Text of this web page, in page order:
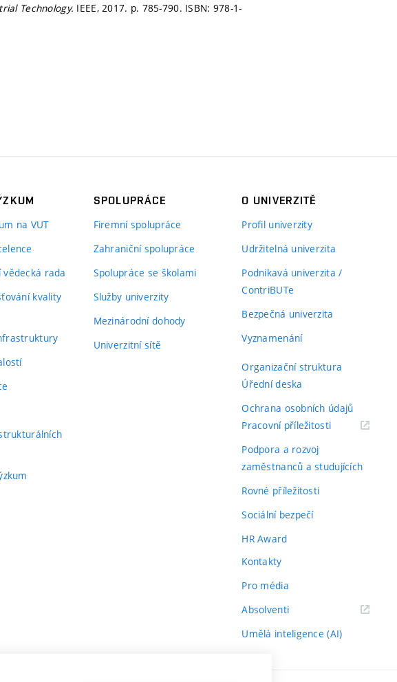
Technology. IEEE, 2017. p. 785-790. ISBN: 978-1-
na VUT
vědecká rada
kvality
SPOLUPRÁCE
Firemní spolupráce
Zahraniční spolupráce
Spolupráce se školami
Služby univerzity
Mezinárodní dohody
Univerzitní sítě
O UNIVERZITĚ
Profil univerzity
Udržitelná univerzita
Podnikavá univerzita /
ContriBUTe
Bezpečná univerzita
Vyznamenání
Organizační struktura
Úřední deska
Ochrana osobních údajů
Pracovní příležitosti(externí
Podpora a rozvoj
zaměstnanců a studujících
Rovné příležitosti
Sociální bezpečí
HR Award
Kontakty
Pro média
Absolventi(externí
Umělá inteligence (AI)